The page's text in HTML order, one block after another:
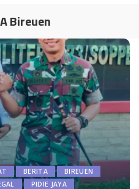
Bireuen
BERITA
BIREUEN
PIDIE JAYA